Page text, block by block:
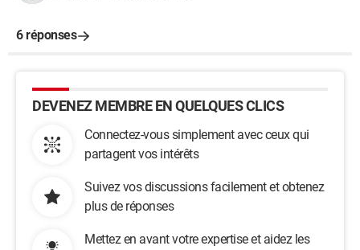
6 réponses
DEVENEZ MEMBRE EN QUELQUES CLICS
Connectez-vous simplement avec ceux qui
partagent vos intérêts
Suivez vos discussions facilement et obtenez
plus de réponses
Mettez en avant votre expertise et aidez les